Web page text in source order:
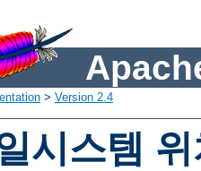
> Version 2.4
시스템